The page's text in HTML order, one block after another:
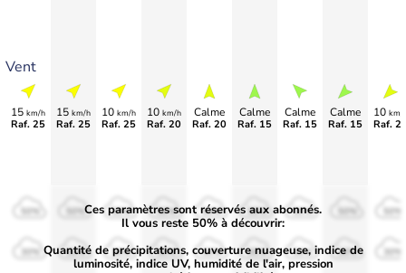
Vent
15 km/h
Raf. 25
15 km/h
Raf. 25
10 km/h
Raf. 25
10 km/h
Raf. 20
Calme
Raf. 20
Calme
Raf. 15
Calme
Raf. 15
Calme
Raf. 15
10 km/
Raf.
50%
30%
50%
30%
50%
30%
50%
30%
50%
30%
50%
30%
50%
30% 30% 30%
Ces paramètres sont réservés aux abonnés.
Il vous reste 50% à découvrir:
Quantité de précipitations, couverture nuageuse, indice de
luminosité, indice UV, humidité de l'air, pression